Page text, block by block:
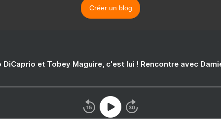
Créer un blog
DiCaprio et Tobey Maguire, c'est lui ! Rencontre avec